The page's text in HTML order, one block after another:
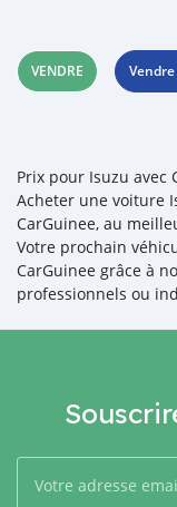
VENDRE
Prix pour Isuzu avec
Acheter une voiture
CarGuinee, au
Votre prochain
CarGuinee grâce à
professionnels ou